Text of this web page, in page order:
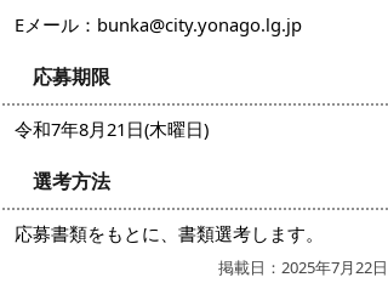
Eメール：bunka@city.yonago.lg.jp
応募期限
令和7年8月21日(木曜日)
選考方法
応募書類をもとに、書類選考します。
掲載日：2025年7月22日